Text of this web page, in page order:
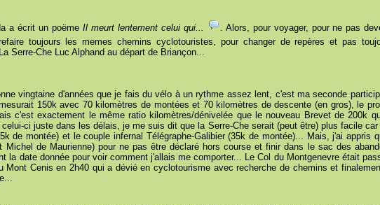
a écrit un poëme Il meurt lentement celui qui...
. Alors, pour voyager, pour ne pas
toujours les memes chemins cyclotouristes, pour changer de repères et pas
Serre-Che Luc Alphand au départ de Briançon...
vingtaine d'années que je fais du vélo à un rythme assez lent, c'est ma seconde
150k avec 70 kilomètres de montées et 70 kilomètres de descente (en gros), le
c'est exactement le même ratio kilomètres/dénivelée que le nouveau Brevet de 200k
ci juste dans les délais, je me suis dit que la Serre-Che serait (peut être) plus facile
de montée) et le couple infernal Télégraphe-Galibier (35k de montée)... Mais, j'ai
Michel de Maurienne) pour ne pas être déclaré hors course et finir dans le sac des
la date donnée pour voir comment j'allais me comporter... Le Col du Montgenevre était
Mont Cenis en 2h40 qui a dévié en cyclotourisme avec recherche de chemins et